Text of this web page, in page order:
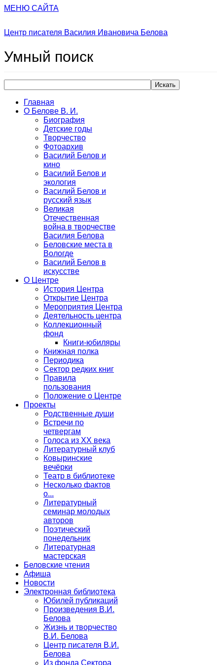
МЕНЮ САЙТА
Центр писателя Василия Ивановича Белова
Умный поиск
Искать
Главная
О Белове В. И.
Биография
Детские годы
Творчество
Фотоархив
Василий Белов и
кино
Василий Белов и
экология
Василий Белов и
русский язык
Великая
Отечественная
война в творчестве
Василия Белова
Беловские места в
Вологде
Василий Белов в
искусстве
О Центре
История Центра
Открытие Центра
Мероприятия Центра
Деятельность центра
Коллекционный
фонд
Книги-юбиляры
Книжная полка
Периодика
Сектор редких книг
Правила
пользования
Положение о Центре
Проекты
Родственные души
Встречи по
четвергам
Голоса из ХХ века
Литературный клуб
Ковыринские
вечёрки
Театр в библиотеке
Несколько фактов
о...
Литературный
семинар молодых
авторов
Поэтический
понедельник
Литературная
мастерская
Беловские чтения
Афиша
Новости
Электронная библиотека
Юбилей публикаций
Произведения В.И.
Белова
Жизнь и творчество
В.И. Белова
Центр писателя В.И.
Белова
Из фонда Сектора